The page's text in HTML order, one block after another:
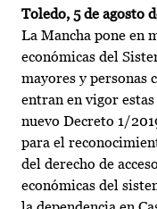
Toledo, 5 de agosto
La Mancha pone en
económicas del
mayores y personas
entran en vigor
nuevo Decreto 1/
para el
del derecho de
económicas del